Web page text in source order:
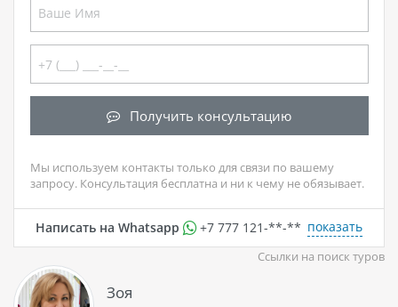
Получить консультацию
Мы используем контакты только для связи по вашему
запросу. Консультация бесплатна и ни к чему не обязывает.
Написать на Whatsapp +7 777 121-**-** показать
Ссылки на поиск туров
Зоя